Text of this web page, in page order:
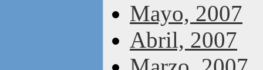
Mayo, 2007
Abril, 2007